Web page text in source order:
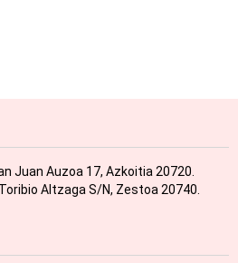
Juan Auzoa 17, Azkoitia 20720.
Altzaga S/N, Zestoa 20740.